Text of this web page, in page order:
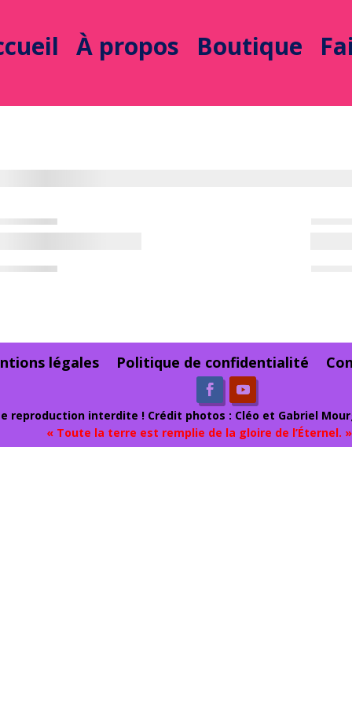
À propos Boutique
légales Politique de confidentialité
reproduction interdite ! Crédit photos : Cléo et Gabriel
« Toute la terre est remplie de la gloire de l’Éternel.